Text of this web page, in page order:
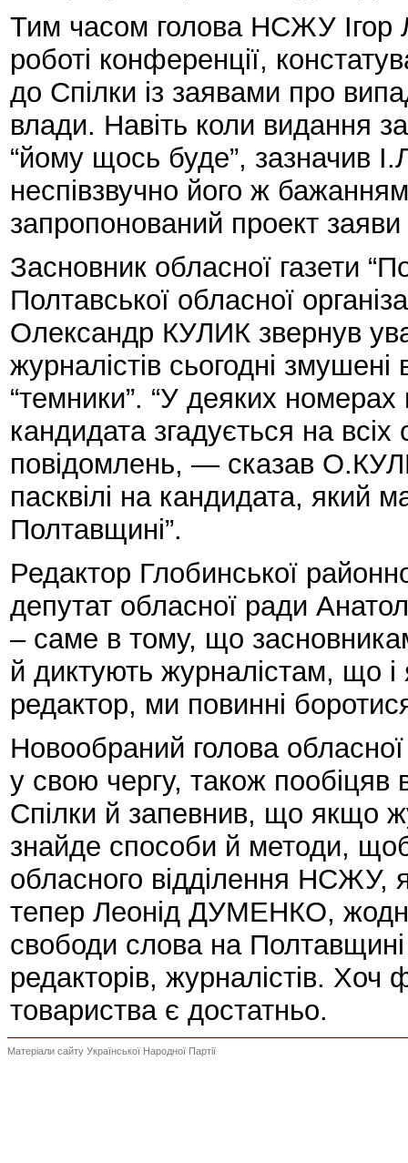
Тим часом голова НСЖУ
роботі конференції,
до Спілки із заявами про
влади. Навіть коли видання
“йому щось буде”, зазначив
неспівзвучно його ж
запропонований проект
Засновник обласної газети
Полтавської обласної
Олександр КУЛИК звернув
журналістів сьогодні
“темники”. “У деяких
кандидата згадується на всіх
повідомлень, — сказав
пасквілі на кандидата, який
Полтавщині”.
Редактор Глобинської
депутат обласної ради
– саме в тому, що
й диктують журналістам, що і
редактор, ми повинні
Новообраний голова
у свою чергу, також пообіцяв
Спілки й запевнив, що якщо
знайде способи й методи,
обласного відділення НСЖУ,
тепер Леонід ДУМЕНКО,
свободи слова на
редакторів, журналістів. Хоч
товариства є достатньо.
Матеріали сайту Української Народної Партії